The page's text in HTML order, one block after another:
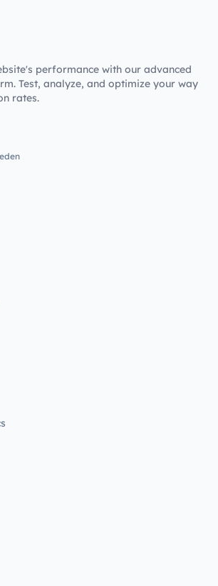
performance with our advanced
Test, analyze, and optimize your way
rates.